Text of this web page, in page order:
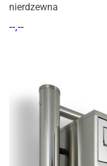
nierdzewna
--,--